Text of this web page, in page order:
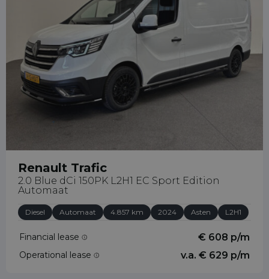
Renault Trafic
2.0 Blue dCi 150PK L2H1 EC Sport Edition
Automaat
Diesel Automaat 4.857 km 2024 Asten L2H1
Financial lease € 608 p/m
Operational lease v.a. € 629 p/m